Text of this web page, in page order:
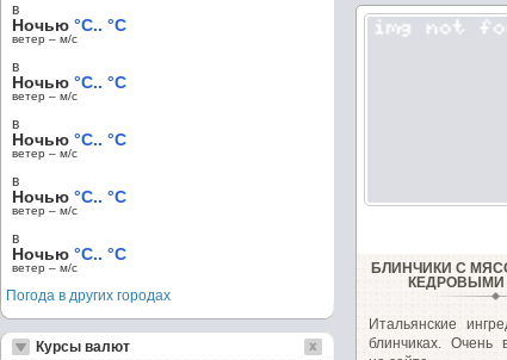
БЛИНЧИКИ С
Итальянские
блинчиках. Очень
в
Ночью °C.. °C
ветер – м/c
в
Ночью °C.. °C
ветер – м/c
в
Ночью °C.. °C
ветер – м/c
в
Ночью °C.. °C
ветер – м/c
в
Ночью °C.. °C
ветер – м/c
Погода в других городах
Курсы валют